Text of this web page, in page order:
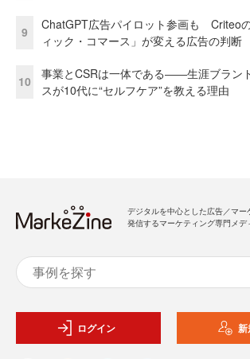
9
ChatGPT広告パイロット参画も Criteo
ィック・コマース」が変える広告の判断
10
事業とCSRは一体である――生涯ブラン
スが10代に“セルフケア”を教える理由
デジタルを中心とした広告／マー
発信するマーケティング専門メデ
ログイン 新